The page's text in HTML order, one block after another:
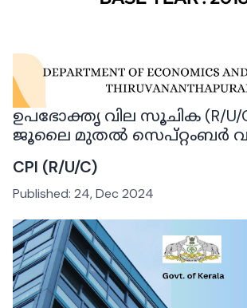
ഉപഭോക്തൃ വില സൂചിക (R/U/
ജൂലൈ മുതൽ സെപ്‌റ്റംബർ
CPI (R/U/C)
Published: 24, Dec 2024